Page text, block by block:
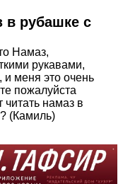
в рубашке с
Намаз,
рукавами,
меня это очень
пожалуйста
читать намаз в
(Камиль)